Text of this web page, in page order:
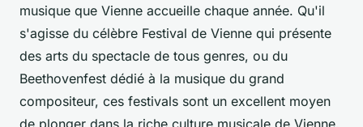
musique que Vienne accueille chaque année. Qu'il
s'agisse du célèbre Festival de Vienne qui présente
des arts du spectacle de tous genres, ou du
Beethovenfest dédié à la musique du grand
compositeur, ces festivals sont un excellent moyen